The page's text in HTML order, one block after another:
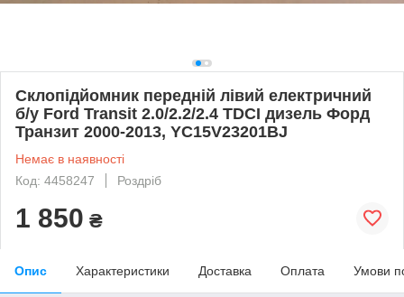
Склопідйомник передній лівий електричний
б/у Ford Transit 2.0/2.2/2.4 TDCI дизель Форд
Транзит 2000-2013, YC15V23201BJ
Немає в наявності
Код: 4458247
Роздріб
1 850 ₴
Опис Характеристики Доставка Оплата Умови